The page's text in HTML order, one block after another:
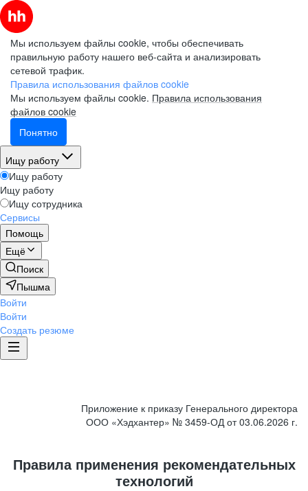
Мы используем файлы cookie, чтобы обеспечивать
правильную работу нашего веб-сайта и анализировать
сетевой трафик.
Правила использования файлов cookie
Мы используем файлы cookie. Правила использования
файлов cookie
Понятно
Ищу работу
Ищу работу
Ищу работу
Ищу сотрудника
Сервисы
Помощь
Ещё
Поиск
Пышма
Войти
Войти
Создать резюме
Приложение к приказу Генерального директора
ООО «Хэдхантер» № 3459-ОД от 03.06.2026 г.
Правила применения рекомендательных
технологий